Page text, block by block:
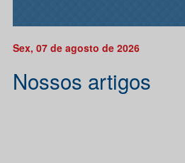
Sex, 07 de agosto de 2026
Nossos artigos